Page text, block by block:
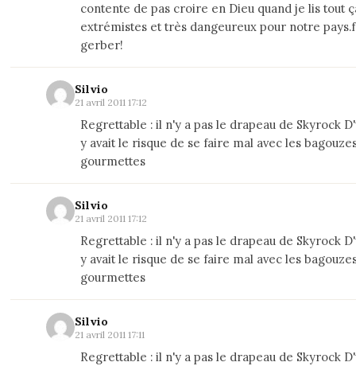
contente de pas croire en Dieu quand je lis tout
extrémistes et très dangeureux pour notre
gerber!
Silvio
21 avril 2011 17:12
Regrettable : il n'y a pas le drapeau de Skyrock
y avait le risque de se faire mal avec les
gourmettes
Silvio
21 avril 2011 17:12
Regrettable : il n'y a pas le drapeau de Skyrock
y avait le risque de se faire mal avec les
gourmettes
Silvio
21 avril 2011 17:11
Regrettable : il n'y a pas le drapeau de Skyrock